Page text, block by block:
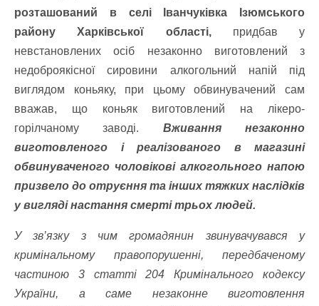
розташований в селі Іванчуківка Ізюмського
району Харківської області,придбав у
невстановлених осіб незаконно виготовлений з
недоброякісної сировини алкогольний напій під
виглядом коньяку, при цьому обвинувачений сам
вважав, що коньяк виготовлений на лікеро-
горілчаному заводі. Вживання незаконно
виготовленого і реалізованого в магазині
обвинуваченого чоловікові алкогольного напою
призвело до отруєння та інших тяжких наслідків
у вигляді настання смерті трьох людей.
У зв’язку з чим громадянин звинувачувався у
кримінальному правопорушенні, передбаченому
частиною 3 статті 204 Кримінального кодексу
України, а саме незаконне виготовлення